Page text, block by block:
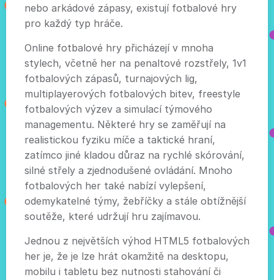
nebo arkádové zápasy, existují fotbalové hry
pro každý typ hráče.
Online fotbalové hry přicházejí v mnoha
stylech, včetně her na penaltové rozstřely, 1v1
fotbalových zápasů, turnajových lig,
multiplayerových fotbalových bitev, freestyle
fotbalových výzev a simulací týmového
managementu. Některé hry se zaměřují na
realistickou fyziku míče a taktické hraní,
zatímco jiné kladou důraz na rychlé skórování,
silné střely a zjednodušené ovládání. Mnoho
fotbalových her také nabízí vylepšení,
odemykatelné týmy, žebříčky a stále obtížnější
soutěže, které udržují hru zajímavou.
Jednou z největších výhod HTML5 fotbalových
her je, že je lze hrát okamžitě na desktopu,
mobilu i tabletu bez nutnosti stahování či